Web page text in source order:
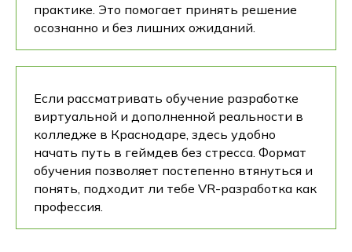
практике. Это помогает принять решение
осознанно и без лишних ожиданий.
Если рассматривать обучение разработке
виртуальной и дополненной реальности в
колледже в Краснодаре, здесь удобно
начать путь в геймдев без стресса. Формат
обучения позволяет постепенно втянуться и
понять, подходит ли тебе VR-разработка как
профессия.